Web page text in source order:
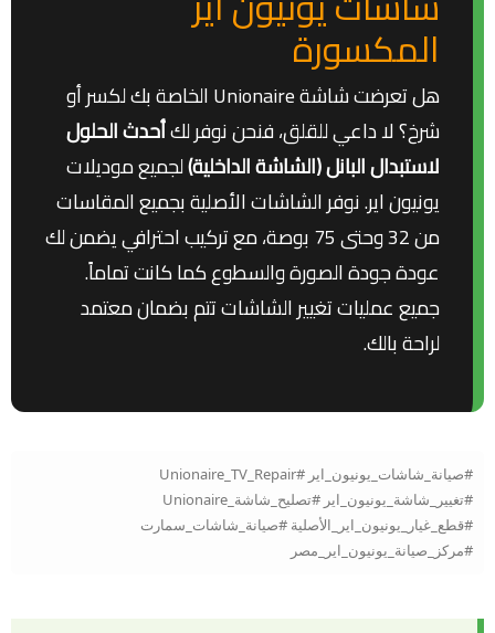
المكسورة
هل تعرضت شاشة Unionaire الخاصة بك لكسر أو
شرخ؟ لا داعي للقلق، فنحن نوفر لكأحدث الحلول
لاستبدال البانل (الشاشة الداخلية)لجميع موديلات
يونيون اير. نوفر الشاشات الأصلية بجميع المقاسات
من 32 وحتى 75 بوصة، مع تركيب احترافي يضمن لك
عودة جودة الصورة والسطوع كما كانت تماماً.
جميع عمليات تغيير الشاشات تتم بضمان معتمد
لراحة بالك.
#صيانة_شاشات_يونيون_اير #Unionaire_TV_Repair
#تغيير_شاشة_يونيون_اير #تصليح_شاشة_Unionaire
#قطع_غيار_يونيون_اير_الأصلية #صيانة_شاشات_سمارت
#مركز_صيانة_يونيون_اير_مصر